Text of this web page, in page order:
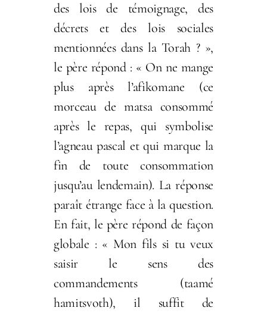
des lois de témoignage, des
décrets et des lois sociales
mentionnées dans la Torah ? »,
le père répond : « On ne mange
plus après l’afikomane (ce
morceau de matsa consommé
après le repas, qui symbolise
l’agneau pascal et qui marque la
fin de toute consommation
jusqu’au lendemain). La réponse
paraît étrange face à la question.
En fait, le père répond de façon
globale : « Mon fils si tu veux
saisir le sens des
commandements (taamé
hamitsvoth), il suffit de